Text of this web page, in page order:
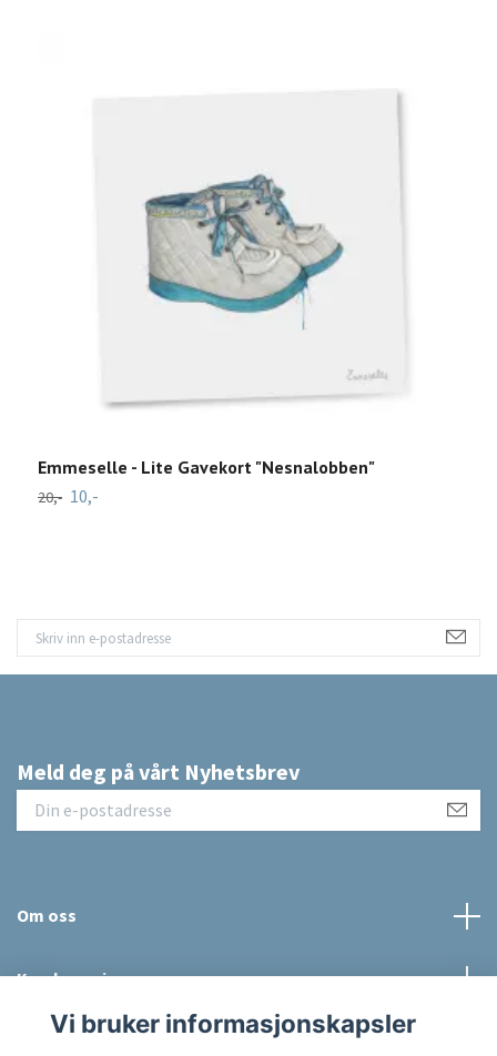
Emmeselle - Lite Gavekort "Nesnalobben"
20,- 10,-
Meld deg på vårt Nyhetsbrev
Om oss
Kundeservice
Vi bruker informasjonskapsler